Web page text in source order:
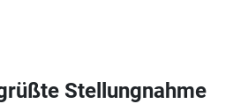
Stellungnahme